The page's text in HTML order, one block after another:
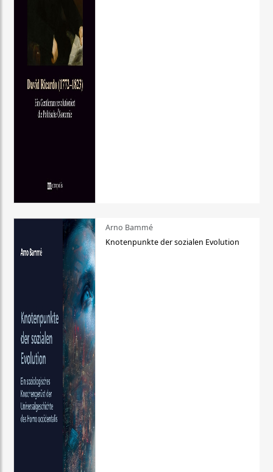
Arno Bammé
Knotenpunkte der sozialen Evolution